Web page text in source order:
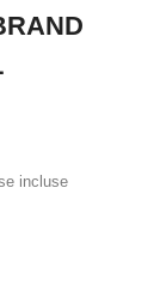
incluse